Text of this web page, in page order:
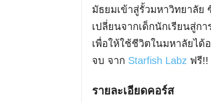
มัธยมเข้าสู่รั้วมหาวิทยาลัย
เปลี่ยนจากเด็กนักเรียนสู่ก
เพื่อให้ใช้ชีวิตในมหาลัยได้
จบ จาก Starfish Labz ฟรี!!
รายละเอียดคอร์ส